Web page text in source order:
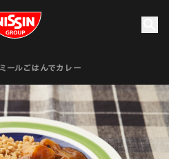
Group
ールごはんでカレー